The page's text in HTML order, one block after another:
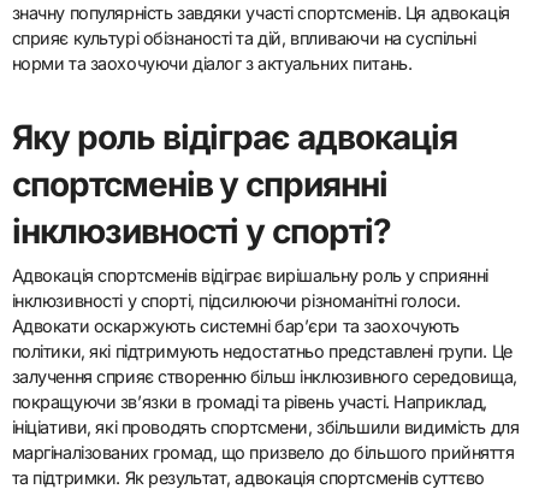
значну популярність завдяки участі спортсменів. Ця адвокація
сприяє культурі обізнаності та дій, впливаючи на суспільні
норми та заохочуючи діалог з актуальних питань.
Яку роль відіграє адвокація
спортсменів у сприянні
інклюзивності у спорті?
Адвокація спортсменів відіграє вирішальну роль у сприянні
інклюзивності у спорті, підсилюючи різноманітні голоси.
Адвокати оскаржують системні бар’єри та заохочують
політики, які підтримують недостатньо представлені групи. Це
залучення сприяє створенню більш інклюзивного середовища,
покращуючи зв’язки в громаді та рівень участі. Наприклад,
ініціативи, які проводять спортсмени, збільшили видимість для
маргіналізованих громад, що призвело до більшого прийняття
та підтримки. Як результат, адвокація спортсменів суттєво